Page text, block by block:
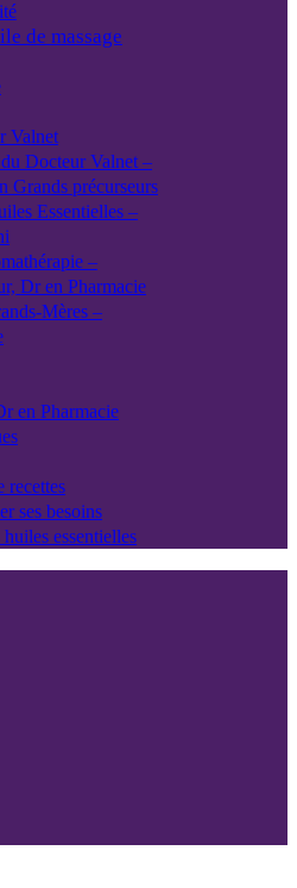
de massage
Valnet
Docteur Valnet –
Grands précurseurs
Essentielles –
–
Dr en Pharmacie
Mères –
en Pharmacie
recettes
ses besoins
essentielles